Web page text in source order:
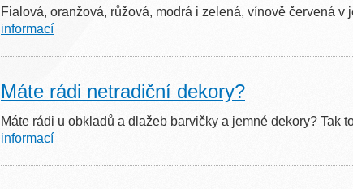
Fialová, oranžová, růžová, modrá i zelená, vínově červená v
informací
Máte rádi netradiční dekory?
Máte rádi u obkladů a dlažeb barvičky a jemné dekory? Tak
informací